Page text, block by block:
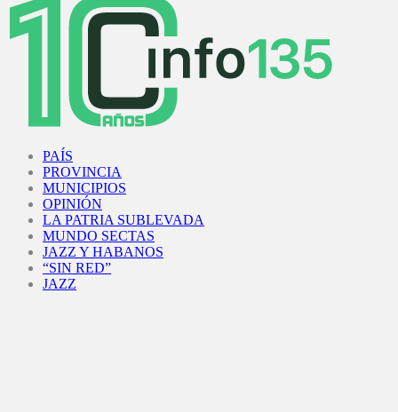
PAÍS
PROVINCIA
MUNICIPIOS
OPINIÓN
LA PATRIA SUBLEVADA
MUNDO SECTAS
JAZZ Y HABANOS
“SIN RED”
JAZZ